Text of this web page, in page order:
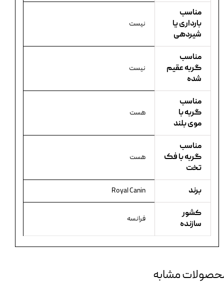
مناسب
بارداری یا
شیردهی
نیست
مناسب
گربه عقیم
شده
نیست
مناسب
گربه با
موی بلند
هست
مناسب
گربه با فک
تخت
هست
برند Royal Canin
کشور
سازنده
فرانسه
مشابه